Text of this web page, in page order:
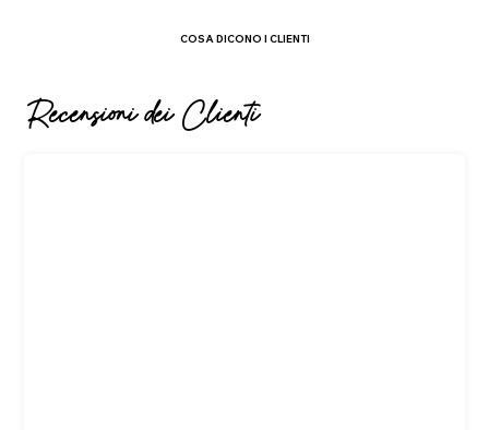
COSA DICONO I CLIENTI
Recensioni dei Clienti